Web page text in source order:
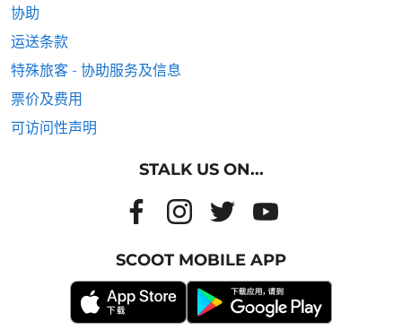
协助
运送条款
特殊旅客 - 协助服务及信息
票价及费用
可访问性声明
STALK US ON...
SCOOT MOBILE APP